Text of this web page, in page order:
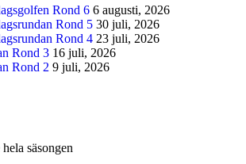
Rond 6 6 augusti, 2026
Rond 5 30 juli, 2026
Rond 4 23 juli, 2026
Rond 3 16 juli, 2026
Rond 2 9 juli, 2026
säsongen